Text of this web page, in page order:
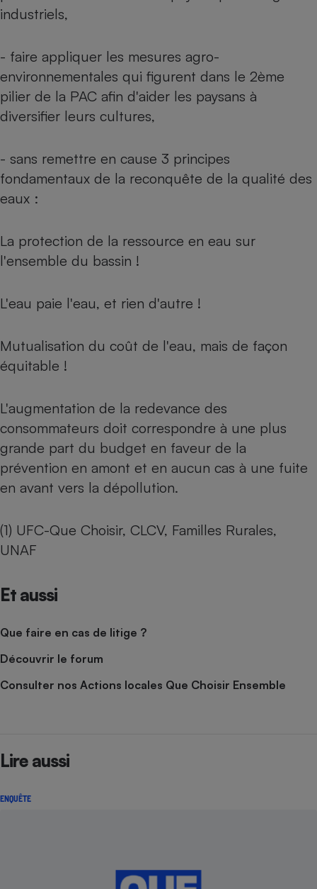
industriels,
- faire appliquer les mesures agro-
environnementales qui figurent dans le 2ème
pilier de la PAC afin d'aider les paysans à
diversifier leurs cultures,
- sans remettre en cause 3 principes
fondamentaux de la reconquête de la qualité des
eaux :
La protection de la ressource en eau sur
l'ensemble du bassin !
L'eau paie l'eau, et rien d'autre !
Mutualisation du coût de l'eau, mais de façon
équitable !
L'augmentation de la redevance des
consommateurs doit correspondre à une plus
grande part du budget en faveur de la
prévention en amont et en aucun cas à une fuite
en avant vers la dépollution.
(1) UFC-Que Choisir, CLCV, Familles Rurales,
UNAF
Et aussi
Que faire en cas de litige ?
Découvrir le forum
Consulter nos Actions locales Que Choisir Ensemble
Lire aussi
ENQUÊTE